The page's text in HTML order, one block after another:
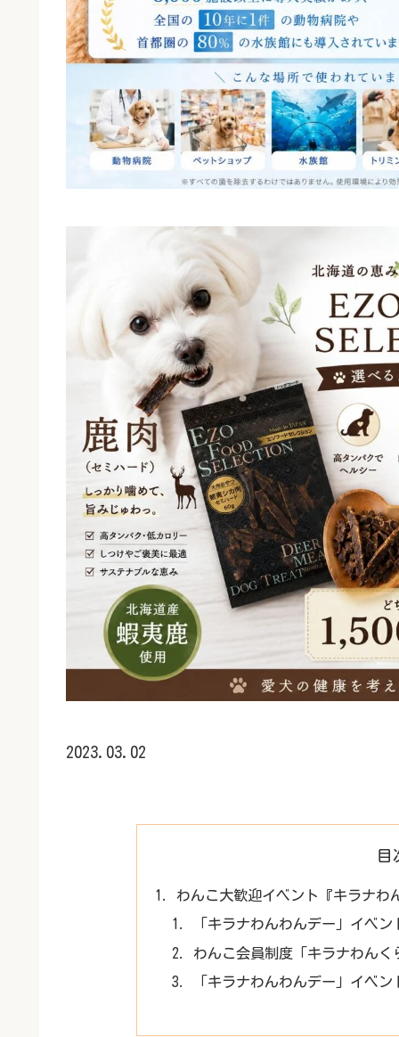
2023.03.02
目
わんこ大歓迎イベント『キラナわ
「キラナわんわんデー」イベン
わんこ会員制度「キラナわんく
「キラナわんわんデー」イベン